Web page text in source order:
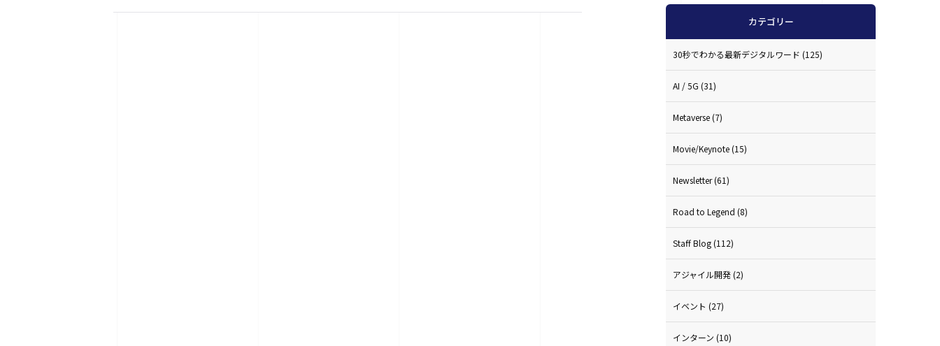
カテゴリー
30秒でわかる最新デジタルワード (125)
AI / 5G (31)
Metaverse(7)
Movie/Keynote(15)
Newsletter(61)
Road to Legend (8)
Staff Blog(112)
アジャイル開発(2)
イベント (27)
インターン (10)